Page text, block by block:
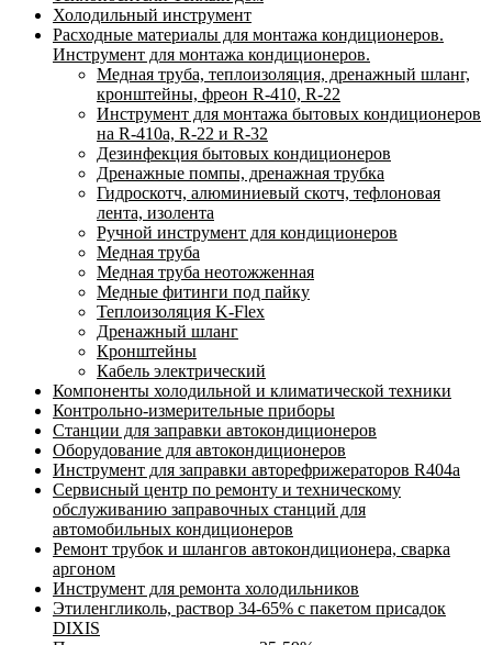
Холодильный инструмент
Расходные материалы для монтажа кондиционеров.
Инструмент для монтажа кондиционеров.
Медная труба, теплоизоляция, дренажный шланг,
кронштейны, фреон R-410, R-22
Инструмент для монтажа бытовых кондиционеров
на R-410а, R-22 и R-32
Дезинфекция бытовых кондиционеров
Дренажные помпы, дренажная трубка
Гидроскотч, алюминиевый скотч, тефлоновая
лента, изолента
Ручной инструмент для кондиционеров
Медная труба
Медная труба неотожженная
Медные фитинги под пайку
Теплоизоляция K-Flex
Дренажный шланг
Кронштейны
Кабель электрический
Компоненты холодильной и климатической техники
Контрольно-измерительные приборы
Станции для заправки автокондиционеров
Оборудование для автокондиционеров
Инструмент для заправки авторефрижераторов R404a
Сервисный центр по ремонту и техническому
обслуживанию заправочных станций для
автомобильных кондиционеров
Ремонт трубок и шлангов автокондиционера, сварка
аргоном
Инструмент для ремонта холодильников
Этиленгликоль, раствор 34-65% с пакетом присадок
DIXIS